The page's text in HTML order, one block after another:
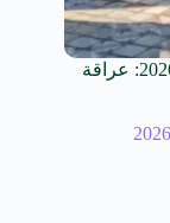
تونس الخضراء في ميزان السياحة الحلال لعام 2026: عراقة